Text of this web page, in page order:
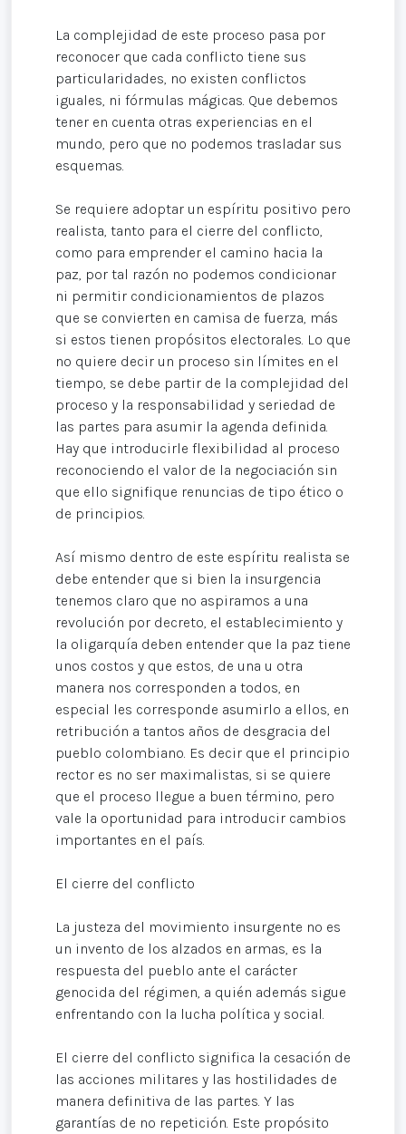
La complejidad de este proceso pasa por
reconocer que cada conflicto tiene sus
particularidades, no existen conflictos
iguales, ni fórmulas mágicas. Que debemos
tener en cuenta otras experiencias en el
mundo, pero que no podemos trasladar sus
esquemas.
Se requiere adoptar un espíritu positivo pero
realista, tanto para el cierre del conflicto,
como para emprender el camino hacia la
paz, por tal razón no podemos condicionar
ni permitir condicionamientos de plazos
que se convierten en camisa de fuerza, más
si estos tienen propósitos electorales. Lo que
no quiere decir un proceso sin límites en el
tiempo, se debe partir de la complejidad del
proceso y la responsabilidad y seriedad de
las partes para asumir la agenda definida.
Hay que introducirle flexibilidad al proceso
reconociendo el valor de la negociación sin
que ello signifique renuncias de tipo ético o
de principios.
Así mismo dentro de este espíritu realista se
debe entender que si bien la insurgencia
tenemos claro que no aspiramos a una
revolución por decreto, el establecimiento y
la oligarquía deben entender que la paz tiene
unos costos y que estos, de una u otra
manera nos corresponden a todos, en
especial les corresponde asumirlo a ellos, en
retribución a tantos años de desgracia del
pueblo colombiano. Es decir que el principio
rector es no ser maximalistas, si se quiere
que el proceso llegue a buen término, pero
vale la oportunidad para introducir cambios
importantes en el país.
El cierre del conflicto
La justeza del movimiento insurgente no es
un invento de los alzados en armas, es la
respuesta del pueblo ante el carácter
genocida del régimen, a quién además sigue
enfrentando con la lucha política y social.
El cierre del conflicto significa la cesación de
las acciones militares y las hostilidades de
manera definitiva de las partes. Y las
garantías de no repetición. Este propósito